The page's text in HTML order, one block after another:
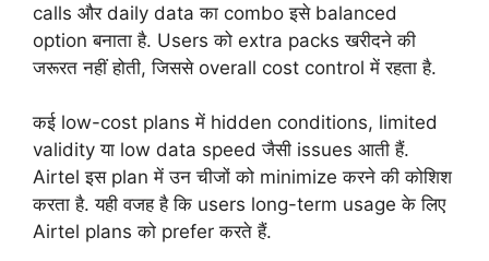
calls और daily data का combo इसे balanced
option बनाता है. Users को extra packs खरीदने की
जरूरत नहीं होती, जिससे overall cost control में रहता है.
कई low-cost plans में hidden conditions, limited
validity या low data speed जैसी issues आती हैं.
Airtel इस plan में उन चीजों को minimize करने की कोशिश
करता है. यही वजह है कि users long-term usage के लिए
Airtel plans को prefer करते हैं.